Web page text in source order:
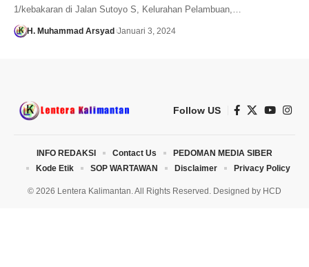
1/kebakaran di Jalan Sutoyo S, Kelurahan Pelambuan,…
H. Muhammad Arsyad Januari 3, 2024
Follow US
© 2026 Lentera Kalimantan. All Rights Reserved. Designed by HCD
INFO REDAKSI Contact Us
PEDOMAN MEDIA SIBER
Kode Etik
SOP WARTAWAN Disclaimer Privacy Policy